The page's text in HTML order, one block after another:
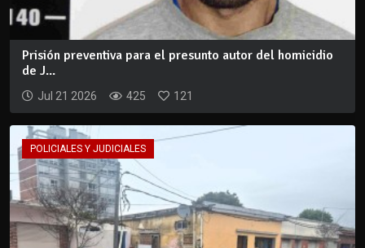
Prisión preventiva para el presunto autor del homicidio
de J...
Jul 21 2026 425 121
POLICIALES Y JUDICIALES